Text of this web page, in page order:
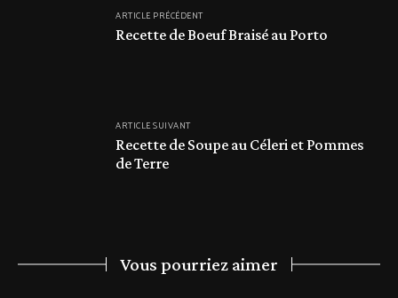
ARTICLE PRÉCÉDENT
Recette de Boeuf Braisé au Porto
ARTICLE SUIVANT
Recette de Soupe au Céleri et Pommes
de Terre
Vous pourriez aimer